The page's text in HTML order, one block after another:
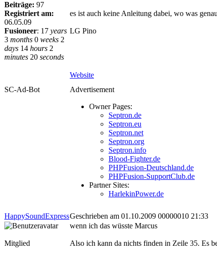
Beiträge: 97
Registriert am:
06.05.09
Fusioneer: 17 years
3 months 0 weeks 2
days 14 hours 2
minutes 20 seconds
es ist auch keine Anleitung dabei, wo was
LG Pino
Website
SC-Ad-Bot
Advertisement
Owner Pages:
Septron.de
Septron.eu
Septron.net
Septron.org
Septron.info
Blood-Fighter.de
PHPFusion-Deutschland.de
PHPFusion-SupportClub.de
Partner Sites:
HarlekinPower.de
HappySoundExpressGeschrieben am 01.10.2009 00000010 21:33
Mitglied
wenn ich das wüsste Marcus
Also ich kann da nichts finden in Zeile 35. Es